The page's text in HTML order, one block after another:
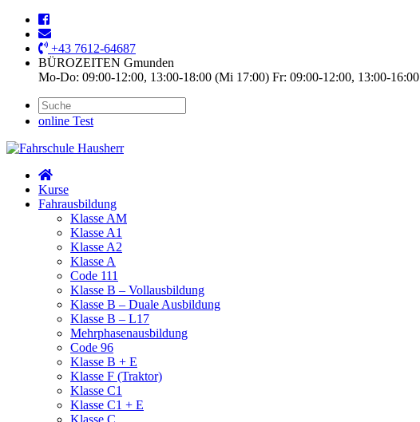
+43 7612-64687
BÜROZEITEN Gmunden
Mo-Do: 09:00-12:00, 13:00-18:00 (Mi 17:00) Fr: 09:00-12:00, 13:00-16:00
online Test
Kurse
Fahrausbildung
Klasse AM
Klasse A1
Klasse A2
Klasse A
Code 111
Klasse B – Vollausbildung
Klasse B – Duale Ausbildung
Klasse B – L17
Mehrphasenausbildung
Code 96
Klasse B + E
Klasse F (Traktor)
Klasse C1
Klasse C1 + E
Klasse C